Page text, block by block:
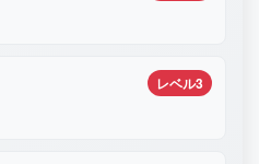
レベル3